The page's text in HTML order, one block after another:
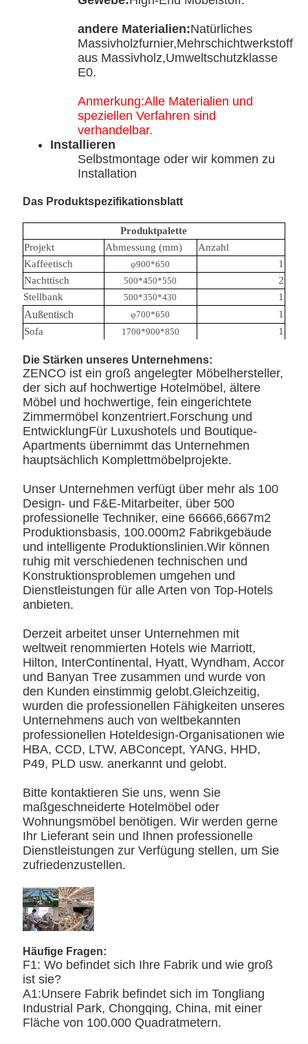
andere Materialien:Natürliches
Massivholzfurnier,Mehrschichtwerkstoff
aus Massivholz,Umweltschutzklasse
E0.
Anmerkung:Alle Materialien und
speziellen Verfahren sind
verhandelbar.
Installieren
Selbstmontage oder wir kommen zu
Installation
Das Produktspezifikationsblatt
Produktpalette
Projekt
Abmessung (mm)
Anzahl
Kaffeetisch
φ900*650
1
Nachttisch
500*450*550
2
Stellbank
500*350*430 1
Außentisch φ700*650
1
Sofa
1700*900*850
1
Sessel für den
Außenbereich
605*630*840
1
Schlafkasten
2000*2100*390
Die Stärken unseres Unternehmens:
ZENCO ist ein groß angelegter Möbelhersteller,
der sich auf hochwertige Hotelmöbel, ältere
Möbel und hochwertige, fein eingerichtete
Zimmermöbel konzentriert.Forschung und
EntwicklungFür Luxushotels und Boutique-
Apartments übernimmt das Unternehmen
hauptsächlich Komplettmöbelprojekte.
Unser Unternehmen verfügt über mehr als 100
Design- und F&E-Mitarbeiter, über 500
professionelle Techniker, eine 66666,6667m2
Produktionsbasis, 100.000m2 Fabrikgebäude
und intelligente Produktionslinien.Wir können
ruhig mit verschiedenen technischen und
Konstruktionsproblemen umgehen und
Dienstleistungen für alle Arten von Top-Hotels
anbieten.
Derzeit arbeitet unser Unternehmen mit
weltweit renommierten Hotels wie Marriott,
Hilton, InterContinental, Hyatt, Wyndham, Accor
und Banyan Tree zusammen und wurde von
den Kunden einstimmig gelobt.Gleichzeitig,
wurden die professionellen Fähigkeiten unseres
Unternehmens auch von weltbekannten
professionellen Hoteldesign-Organisationen wie
HBA, CCD, LTW, ABConcept, YANG, HHD,
P49, PLD usw. anerkannt und gelobt.
Bitte kontaktieren Sie uns, wenn Sie
maßgeschneiderte Hotelmöbel oder
Wohnungsmöbel benötigen. Wir werden gerne
Ihr Lieferant sein und Ihnen professionelle
Dienstleistungen zur Verfügung stellen, um Sie
zufriedenzustellen.
Häufige Fragen:
F1: Wo befindet sich Ihre Fabrik und wie groß
ist sie?
A1:Unsere Fabrik befindet sich im Tongliang
Industrial Park, Chongqing, China, mit einer
Fläche von 100.000 Quadratmetern.